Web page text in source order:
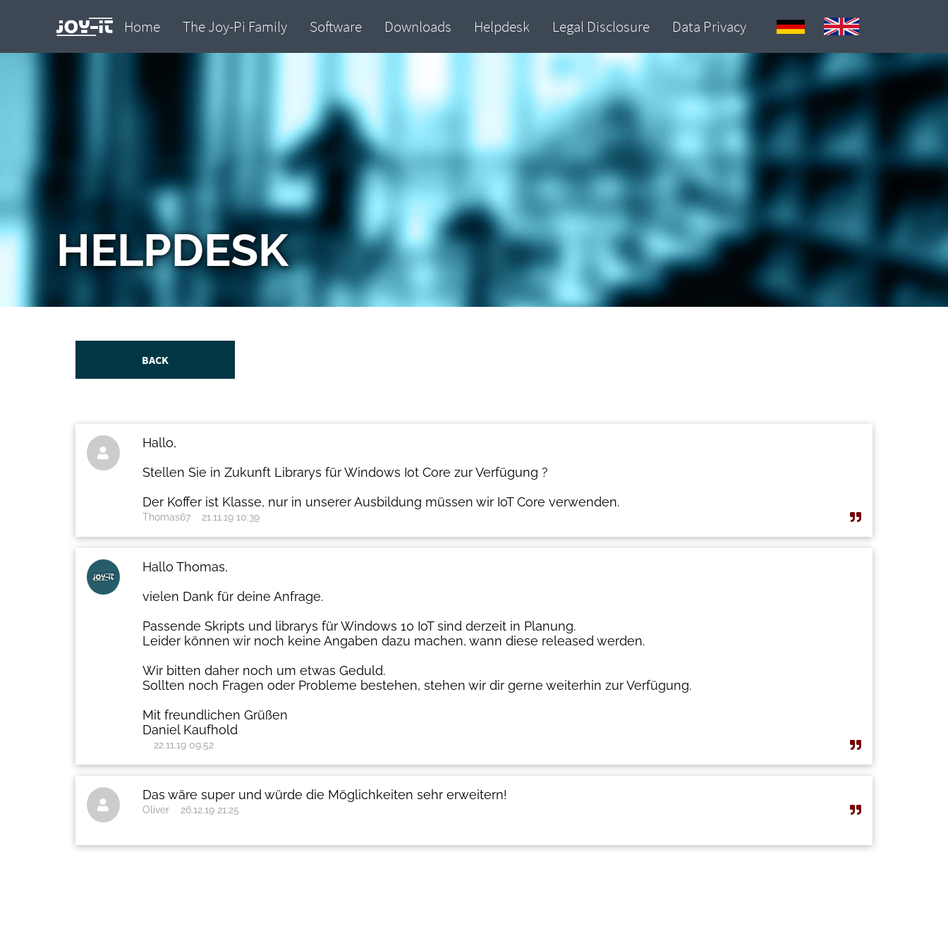
HELPDESK
BACK

Hallo,
Stellen Sie in Zukunft Librarys für Windows Iot Core zur Verfügung ?
Der Koffer ist Klasse, nur in unserer Ausbildung müssen wir IoT Core verwenden.
Thomas67 21.11.19 10:39
Hallo Thomas,
vielen Dank für deine Anfrage.
Passende Skripts und librarys für Windows 10 IoT sind derzeit in Planung.
Leider können wir noch keine Angaben dazu machen, wann diese released werden.
Wir bitten daher noch um etwas Geduld.
Sollten noch Fragen oder Probleme bestehen, stehen wir dir gerne weiterhin zur Verfügung.
Mit freundlichen Grüßen
Daniel Kaufhold
22.11.19 09:52

Das wäre super und würde die Möglichkeiten sehr erweitern!
Oliver 26.12.19 21:25
Home The Joy-Pi Family Software Downloads Helpdesk Legal Disclosure Data Privacy